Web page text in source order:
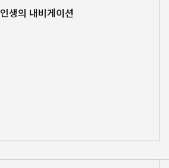
인생의 내비게이션